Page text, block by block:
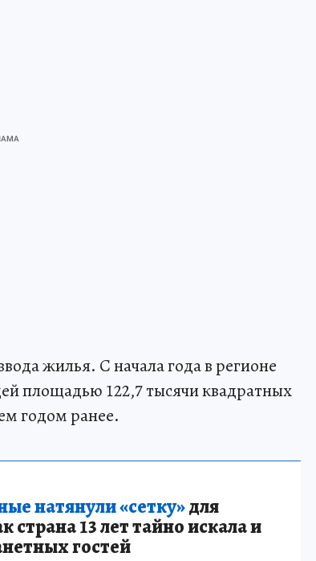
жилья. С начала года в регионе
площадью 122,7 тысячи квадратных
годом ранее.
натянули «сетку»для
страна 13 лет тайно искала и
гостей